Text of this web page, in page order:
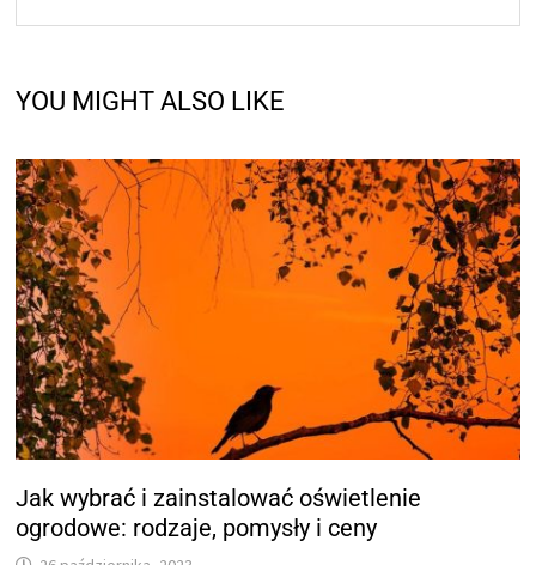
YOU MIGHT ALSO LIKE
Jak wybrać i zainstalować oświetlenie
ogrodowe: rodzaje, pomysły i ceny